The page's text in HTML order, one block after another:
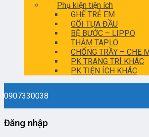
Phụ kiện tiện ích
GHẾ TRẺ EM
GỐI TỰA ĐẦU
BỆ BƯỚC – LIPPO
THẢM TAPLO
CHỐNG TRẦY – CHE
PK TRANG TRÍ KHÁC
PK TIỆN ÍCH KHÁC
0907330038
Đăng nhập